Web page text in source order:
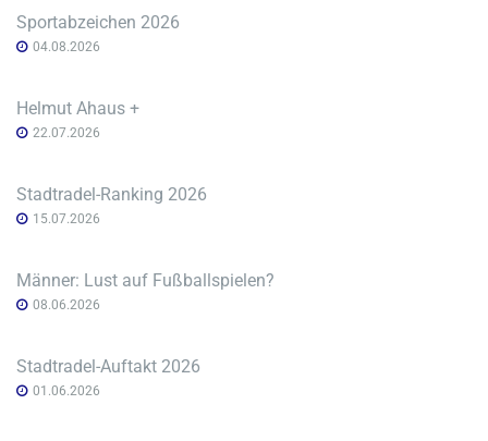
Sportabzeichen 2026
04.08.2026
Helmut Ahaus +
22.07.2026
Stadtradel-Ranking 2026
15.07.2026
Männer: Lust auf Fußballspielen?
08.06.2026
Stadtradel-Auftakt 2026
01.06.2026